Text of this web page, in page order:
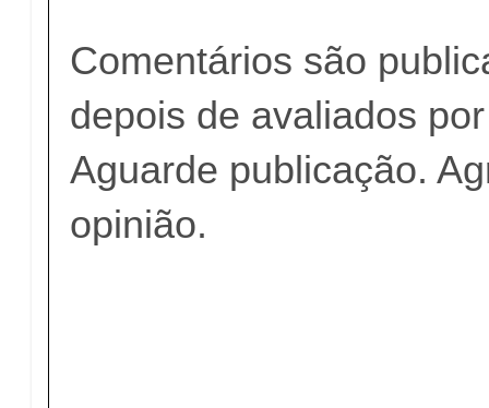
Comentários são
depois de avaliados
Aguarde publicação.
opinião.